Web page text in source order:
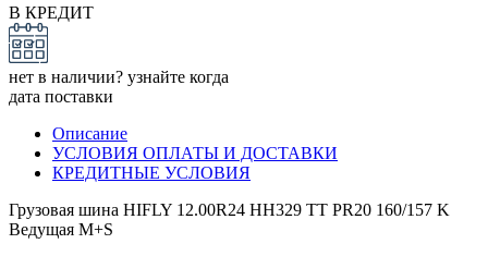
В КРЕДИТ
нет в наличии? узнайте когда
дата поставки
Описание
УСЛОВИЯ ОПЛАТЫ И ДОСТАВКИ
КРЕДИТНЫЕ УСЛОВИЯ
Грузовая шина HIFLY 12.00R24 HH329 TT PR20 160/157 K
Ведущая M+S